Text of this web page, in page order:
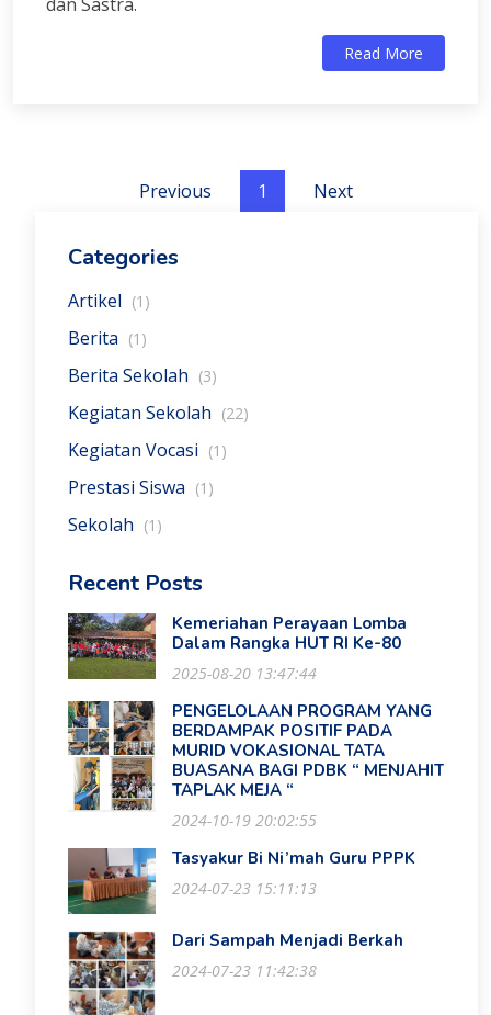
Read More
Previous 1 Next
Categories
Artikel (1)
Berita (1)
Berita Sekolah (3)
Kegiatan Sekolah (22)
Kegiatan Vocasi (1)
Prestasi Siswa (1)
Sekolah (1)
Recent Posts
Kemeriahan Perayaan Lomba
Dalam Rangka HUT RI Ke-80
2025-08-20 13:47:44
PENGELOLAAN PROGRAM YANG
BERDAMPAK POSITIF PADA
MURID VOKASIONAL TATA
BUASANA BAGI PDBK “ MENJAHIT
TAPLAK MEJA “
2024-10-19 20:02:55
Tasyakur Bi Ni’mah Guru PPPK
2024-07-23 15:11:13
Dari Sampah Menjadi Berkah
2024-07-23 11:42:38